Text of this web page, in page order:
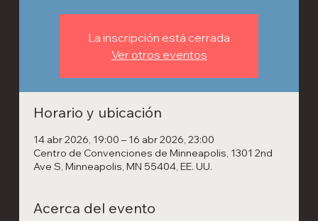
La inscripción está cerrada
Ver otros eventos
Horario y ubicación
14 abr 2026, 19:00 – 16 abr 2026, 23:00
Centro de Convenciones de Minneapolis, 1301 2nd
Ave S, Minneapolis, MN 55404, EE. UU.
Acerca del evento